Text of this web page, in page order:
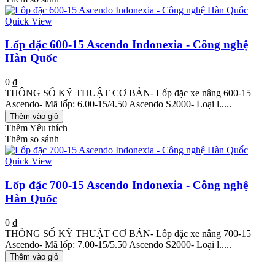
Quick View
Lốp đặc 600-15 Ascendo Indonexia - Công nghệ
Hàn Quốc
0 ₫
THÔNG SỐ KỸ THUẬT CƠ BẢN- Lốp đặc xe nâng 600-15
Ascendo- Mã lốp: 6.00-15/4.50 Ascendo S2000- Loại l.....
Thêm vào giỏ
Thêm Yêu thích
Thêm so sánh
Quick View
Lốp đặc 700-15 Ascendo Indonexia - Công nghệ
Hàn Quốc
0 ₫
THÔNG SỐ KỸ THUẬT CƠ BẢN- Lốp đặc xe nâng 700-15
Ascendo- Mã lốp: 7.00-15/5.50 Ascendo S2000- Loại l.....
Thêm vào giỏ